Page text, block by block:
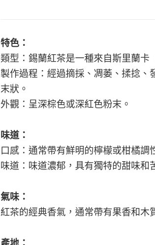
特色：
類型：錫蘭紅茶是一種來自斯里蘭卡
製作過程：經過摘採、凋萎、揉捻
末狀。
外觀：呈深棕色或深紅色粉末。
味道：
口感：通常帶有鮮明的檸檬或柑橘調
味道：味道濃郁，具有獨特的甜味和
氣味：
紅茶的經典香氣，通常帶有果香和木